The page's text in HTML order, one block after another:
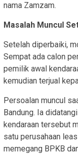
nama Zamzam.
Masalah Muncul
Setelah diperbaiki,
Sempat ada calon
pemilik awal
kemudian terjual
Persoalan muncul
Bandung. Ia
kendaraan tersebut
satu perusahaan
memegang BPKB